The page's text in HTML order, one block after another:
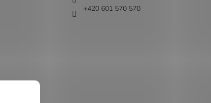
+420 601 570 570